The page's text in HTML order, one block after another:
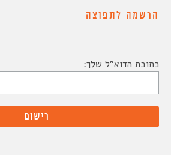
הרשמה לתפוצה
כתובת הדוא"ל שלך: